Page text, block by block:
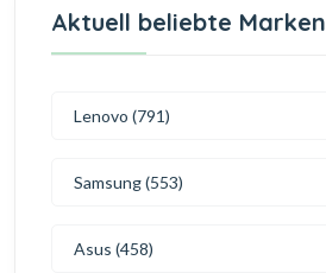
Aktuell beliebte Marken
Lenovo (791)
Samsung (553)
Asus (458)